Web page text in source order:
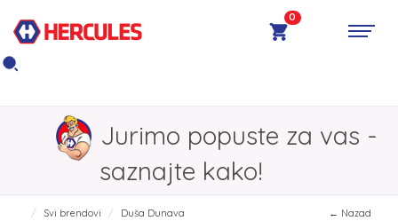
0
Jurimo popuste za vas -
saznajte kako!
Svi brendovi Duša Dunava ← Nazad